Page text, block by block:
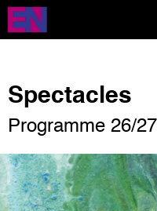
Aller
contenu
Spectacles
Programme 26/27